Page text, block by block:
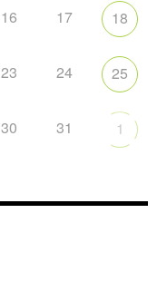
16 17 18
23 24 25
30 31 1